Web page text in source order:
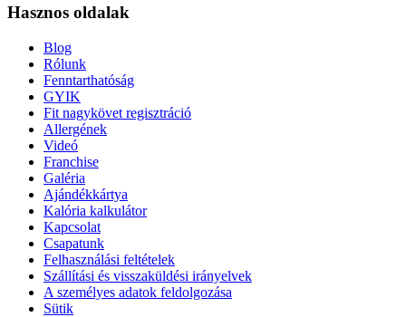
Hasznos oldalak
Blog
Rólunk
Fenntarthatóság
GYIK
Fit nagykövet regisztráció
Allergének
Videó
Franchise
Galéria
Ajándékkártya
Kalória kalkulátor
Kapcsolat
Csapatunk
Felhasználási feltételek
Szállítási és visszaküldési irányelvek
A személyes adatok feldolgozása
Sütik